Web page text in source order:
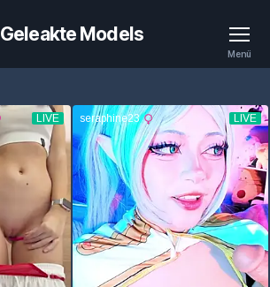
Geleakte Models
Menü